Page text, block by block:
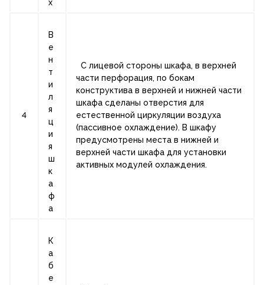
х
4
В
е
н
т
и
л
я
ц
и
я
ш
к
а
ф
а
С лицевой стороны шкафа, в верхней
части перфорация, по бокам
конструктива в верхней и нижней части
шкафа сделаны отверстия для
естественной циркуляции воздуха
(пассивное охлаждение). В шкафу
предусмотрены места в нижней и
верхней части шкафа для установки
активных модулей охлаждения.
К
а
б
е